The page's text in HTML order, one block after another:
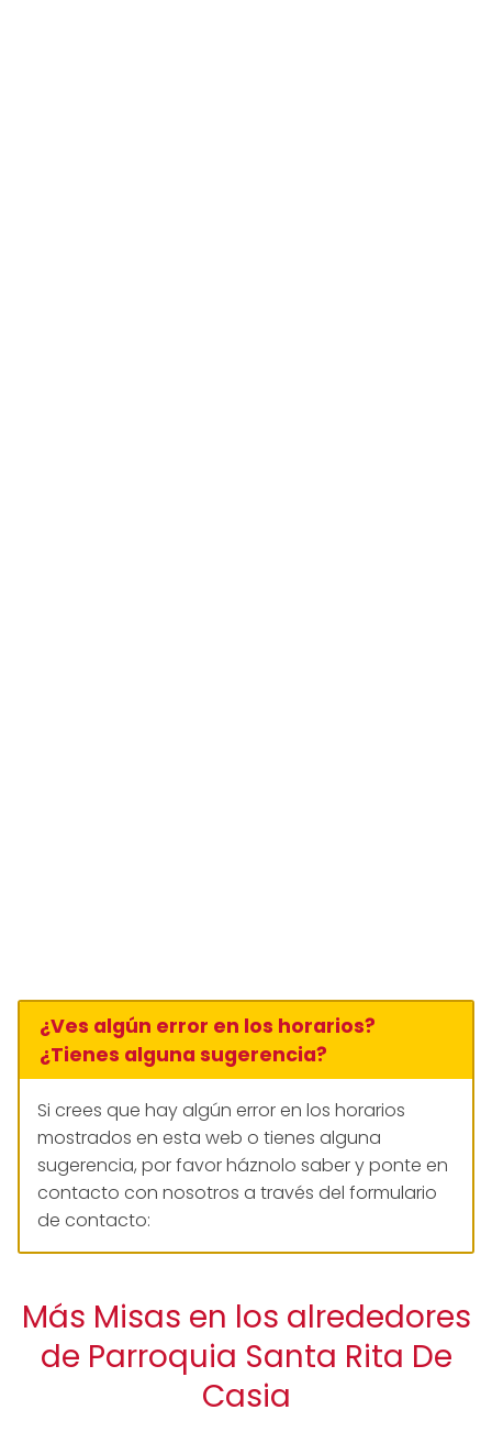
¿Ves algún error en los horarios?
¿Tienes alguna sugerencia?
Si crees que hay algún error en los horarios
mostrados en esta web o tienes alguna
sugerencia, por favor háznolo saber y ponte en
contacto con nosotros a través del formulario
de contacto:
Más Misas en los alrededores
de Parroquia Santa Rita De
Casia